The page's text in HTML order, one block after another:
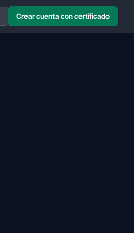
Crear cuenta con certificado